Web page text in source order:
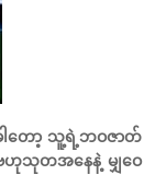
ခါတော့ သူ့ရဲ့ဘဝဇာတ်
ဗဟုသုတအနေနဲ့ မျှဝေ